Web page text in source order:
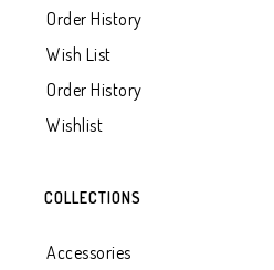
Order History
Wish List
Order History
Wishlist
COLLECTIONS
Accessories